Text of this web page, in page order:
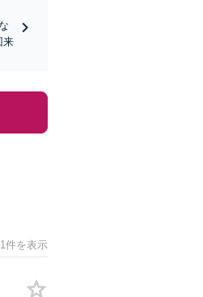
来
件を表示